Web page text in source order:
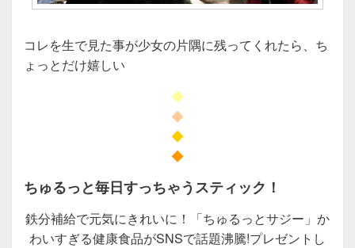
コレを生で見た事が少女の片隅に残ってくれたら、ち
ょっとだけ嬉しい
◆
◆
◆
◆
ちゅるっと毎日すっちゃうスティック！
鉄分補給で元気にきれいに！「ちゅるっとサジー」か
わいすぎる健康食品がSNSで話題沸騰!プレゼントし